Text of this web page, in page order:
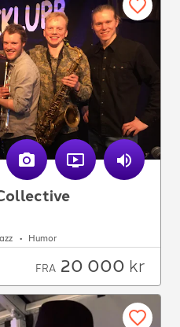
Humor
FRA 20 000 kr